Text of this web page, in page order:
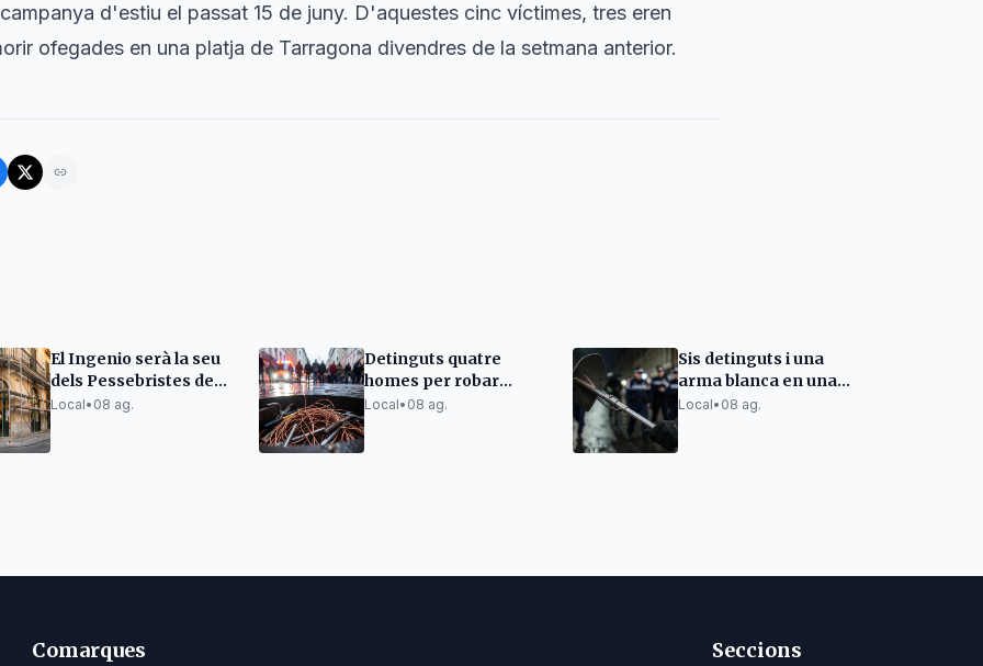
d'estiu el passat 15 de juny. D'aquestes cinc víctimes, tres eren
ofegades en una platja de Tarragona divendres de la setmana anterior.
El Ingenio serà la seu
dels Pessebristes de
Barcelona
Local• 08 ag.
Detinguts quatre
homes per robar
cablejat de coure al
Local• 08 ag.
Sis detinguts i una
arma blanca en una
macrobatuda policial a
Local• 08 ag.
Comarques Seccions